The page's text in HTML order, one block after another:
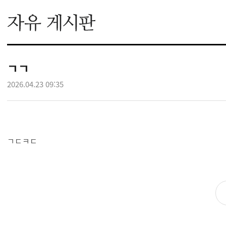
ㄱㄱ
2026.04.23 09:35
ㄱㄷㅋㄷ